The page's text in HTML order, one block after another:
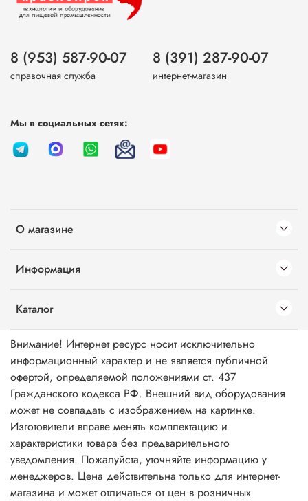
О магазине
Информация
Каталог
8 (953) 587-90-07
справочная служба
8 (391) 287-90-07
интернет-магазин
Мы в социальных сетях:
Внимание! Интернет ресурс носит исключительно
информационный характер и не является публичной
офертой, определяемой положениями ст. 437
Гражданского кодекса РФ. Внешний вид оборудования
может не совпадать с изображением на картинке.
Изготовители вправе менять комплектацию и
характеристики товара без предварительного
уведомления. Пожалуйста, уточняйте информацию у
менеджеров. Цена действительна только для интернет-
магазина и может отличаться от цен в розничных